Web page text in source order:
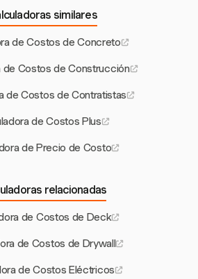
similares
de Costos de Concreto
de Costos de Construcción
de Costos de Contratistas
de Costos Plus
de Precio de Costo
relacionadas
de Costos de Deck
de Costos de Drywall
de Costos Eléctricos